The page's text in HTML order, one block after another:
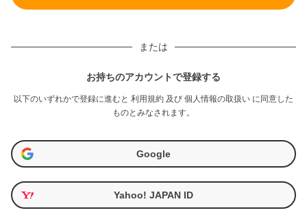
または
お持ちのアカウントで登録する
以下のいずれかで登録に進むと 利用規約 及び 個人情報の取扱い に同意した
ものとみなされます。
Google
Yahoo! JAPAN ID